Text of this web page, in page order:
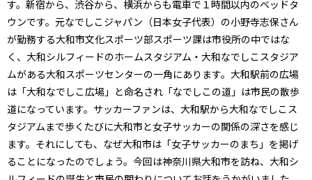
す。新宿から、渋谷から、横浜からも電車で１時間以内のベッドタ
ウンです。元なでしこジャパン（日本女子代表）の小野寺志保さん
が勤務する大和市文化スポーツ部スポーツ課は市役所の中ではな
く、大和シルフィードのホームスタジアム・大和なでしこスタジア
ムがある大和スポーツセンターの一角にあります。大和駅前の広場
は「大和なでしこ広場」と命名され「なでしこの道」は市民の散歩
道になっています。サッカーファンは、大和駅から大和なでしこス
タジアムまで歩くたびに大和市と女子サッカーの関係の深さを感じ
ます。それにしても、なぜ大和市は「女子サッカーのまち」を掲げ
ることになったのでしょう。今回は神奈川県大和市を訪ね、大和シ